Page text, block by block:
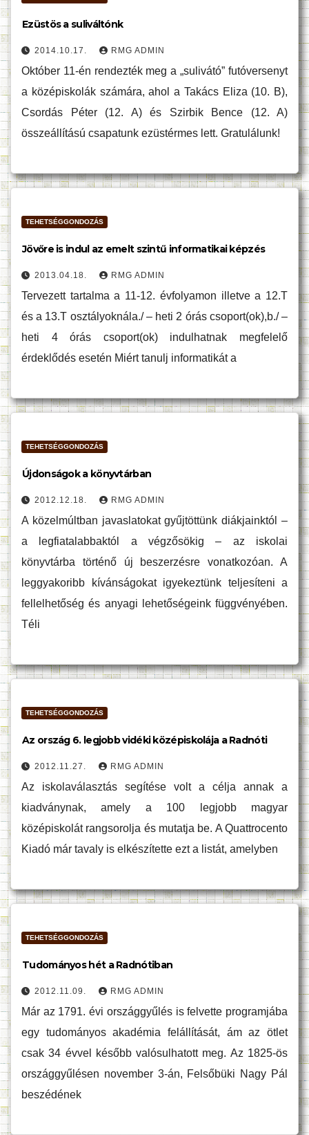
Ezüstös a suliváltónk
2014.10.17. RMG ADMIN
Október 11-én rendezték meg a „sulivátó” futóversenyt
a középiskolák számára, ahol a Takács Eliza (10. B),
Csordás Péter (12. A) és Szirbik Bence (12. A)
összeállítású csapatunk ezüstérmes lett. Gratulálunk!
TEHETSÉGGONDOZÁS
Jövőre is indul az emelt szintű informatikai képzés
2013.04.18. RMG ADMIN
Tervezett tartalma a 11-12. évfolyamon illetve a 12.T
és a 13.T osztályoknála./ – heti 2 órás csoport(ok),b./ –
heti 4 órás csoport(ok) indulhatnak megfelelő
érdeklődés esetén Miért tanulj informatikát a
TEHETSÉGGONDOZÁS
Újdonságok a könyvtárban
2012.12.18. RMG ADMIN
A közelmúltban javaslatokat gyűjtöttünk diákjainktól –
a legfiatalabbaktól a végzősökig – az iskolai
könyvtárba történő új beszerzésre vonatkozóan. A
leggyakoribb kívánságokat igyekeztünk teljesíteni a
fellelhetőség és anyagi lehetőségeink függvényében.
Téli
TEHETSÉGGONDOZÁS
Az ország 6. legjobb vidéki középiskolája a Radnóti
2012.11.27. RMG ADMIN
Az iskolaválasztás segítése volt a célja annak a
kiadványnak, amely a 100 legjobb magyar
középiskolát rangsorolja és mutatja be. A Quattrocento
Kiadó már tavaly is elkészítette ezt a listát, amelyben
TEHETSÉGGONDOZÁS
Tudományos hét a Radnótiban
2012.11.09. RMG ADMIN
Már az 1791. évi országgyűlés is felvette programjába
egy tudományos akadémia felállítását, ám az ötlet
csak 34 évvel később valósulhatott meg. Az 1825-ös
országgyűlésen november 3-án, Felsőbüki Nagy Pál
beszédének